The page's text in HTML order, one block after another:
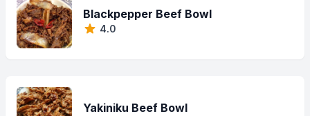
Blackpepper Beef Bowl
4.0
Yakiniku Beef Bowl